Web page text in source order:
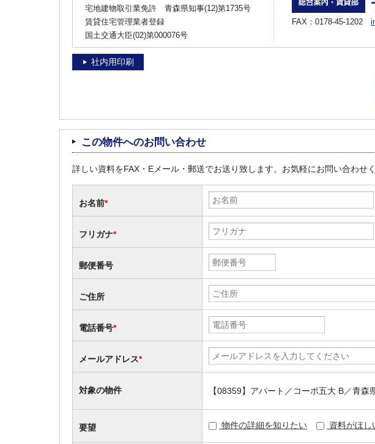
宅地建物取引業免許 青森県知事(12)第1735号
賃貸住宅管理業者登録
国土交通大臣(02)第000076号
FAX：0178-45-1202
社内用印刷
この物件へのお問い合わせ
詳しい資料をFAX・Eメール・郵送でお送り致します。お気軽にお問い合わせく
お名前*
フリガナ*
郵便番号
ご住所
電話番号*
メールアドレス*
対象の物件 【08359】アパート／コーポ五大 B／青
要望 物件の詳細を知りたい 資料がほし